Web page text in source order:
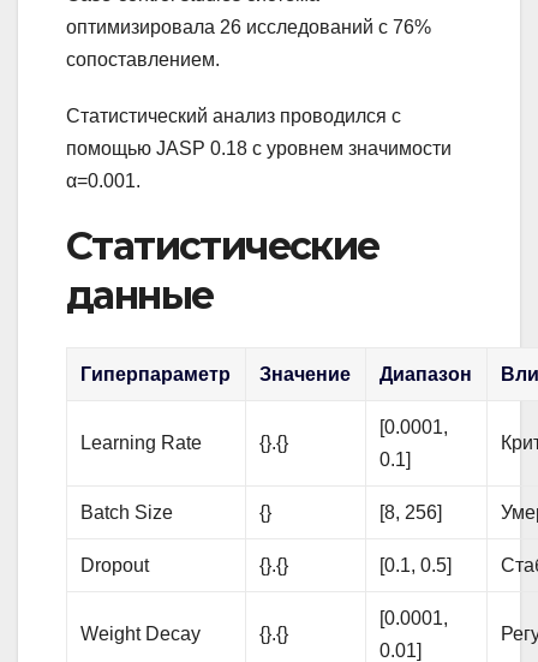
оптимизировала 26 исследований с 76%
сопоставлением.
Статистический анализ проводился с
помощью JASP 0.18 с уровнем значимости
α=0.001.
Статистические
данные
Гиперпараметр Значение Диапазон
Learning Rate {}.{}
[0.0001,
0.1]
Batch Size {} [8, 256]
Dropout {}.{} [0.1, 0.5]
Weight Decay {}.{}
[0.0001,
0.01]